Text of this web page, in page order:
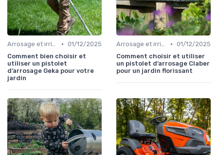
Arrosage et irrigation • 01/12/2025
Comment bien choisir et
utiliser un pistolet
d’arrosage Geka pour votre
jardin
Arrosage et irrigation • 01/12/2025
Comment choisir et utiliser
un pistolet d’arrosage Claber
pour un jardin florissant